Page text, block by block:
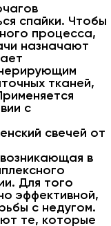
спайки. Чтобы
процесса,
назначают
тканей,
с
свечей от
в
Для того
эффективной,
с недугом.
те, которые